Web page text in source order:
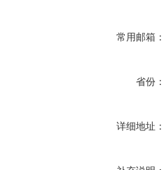
常用邮箱：
省份：
详细地址：